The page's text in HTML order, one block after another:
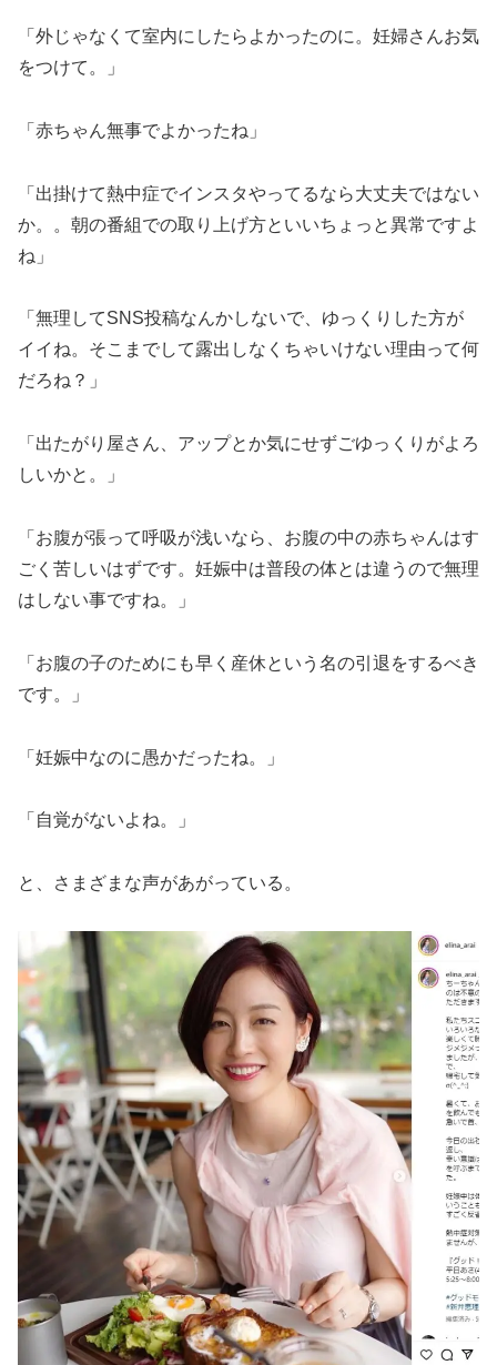
「外じゃなくて室内にしたらよかったのに。妊婦さんお気
をつけて。」
「赤ちゃん無事でよかったね」
「出掛けて熱中症でインスタやってるなら大丈夫ではない
か。。朝の番組での取り上げ方といいちょっと異常ですよ
ね」
「無理してSNS投稿なんかしないで、ゆっくりした方が
イイね。そこまでして露出しなくちゃいけない理由って何
だろね？」
「出たがり屋さん、アップとか気にせずごゆっくりがよろ
しいかと。」
「お腹が張って呼吸が浅いなら、お腹の中の赤ちゃんはす
ごく苦しいはずです。妊娠中は普段の体とは違うので無理
はしない事ですね。」
「お腹の子のためにも早く産休という名の引退をするべき
です。」
「妊娠中なのに愚かだったね。」
「自覚がないよね。」
と、さまざまな声があがっている。